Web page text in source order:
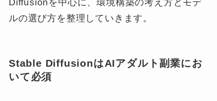
Diffusionを中心に、環境構築の考え方とモデ
ルの選び方を整理していきます。
Stable DiffusionはAIアダルト副業にお
いて必須